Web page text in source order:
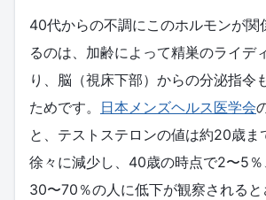
40代からの不調にこのホルモンが関
るのは、加齢によって精巣のライデ
り、脳（視床下部）からの分泌指令
ためです。 日本メンズヘルス医学会
と、テストステロンの値は約20歳ま
徐々に減少し、40歳の時点で2〜5
30〜70％の人に低下が観察されると